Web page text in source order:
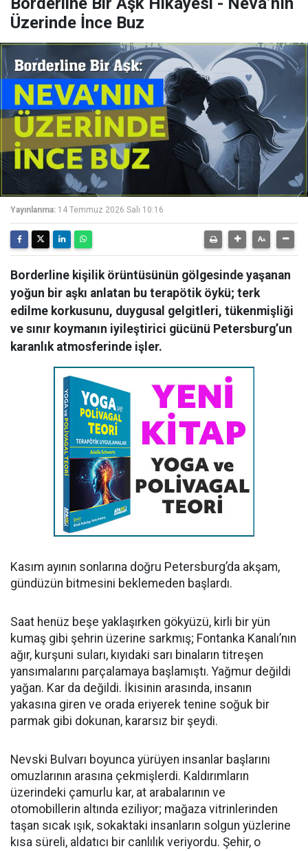
Üzerinde İnce Buz
Yayınlanma: 14 Temmuz 2026 Salı 10:16
Borderline kişilik örüntüsünün gölgesinde yaşanan
yoğun bir aşkı anlatan bu terapötik öykü; terk
edilme korkusunu, duygusal gelgitleri, tükenmişliği
ve sınır koymanın iyileştirici gücünü Petersburg’un
karanlık atmosferinde işler.
Kasım ayının sonlarına doğru Petersburg’da akşam,
gündüzün bitmesini beklemeden başlardı.
Saat henüz beşe yaklaşırken gökyüzü, kirli bir yün
kumaş gibi şehrin üzerine sarkmış; Fontanka Kanalı’nın
ağır, kurşuni suları, kıyıdaki sarı binaların titreşen
yansımalarını parçalamaya başlamıştı. Yağmur değildi
yağan. Kar da değildi. İkisinin arasında, insanın
yakasına giren ve orada eriyerek tenine soğuk bir
parmak gibi dokunan, kararsız bir şeydi.
Nevski Bulvarı boyunca yürüyen insanlar başlarını
omuzlarının arasına çekmişlerdi. Kaldırımların
üzerindeki çamurlu kar, at arabalarının ve
otomobillerin altında eziliyor; mağaza vitrinlerinden
taşan sıcak ışık, sokaktaki insanların solgun yüzlerine
kısa süreli, aldatıcı bir canlılık veriyordu. Şehir, o